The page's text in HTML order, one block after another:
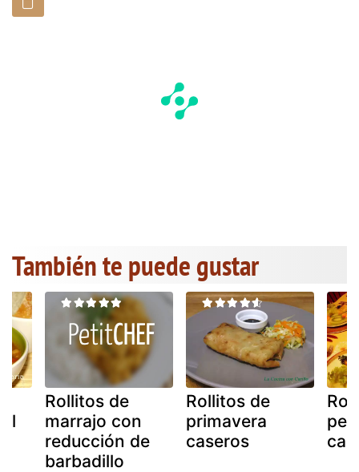
También te puede gustar
Rollitos de
marrajo con
reducción de
barbadillo
Rollitos de
primavera
caseros